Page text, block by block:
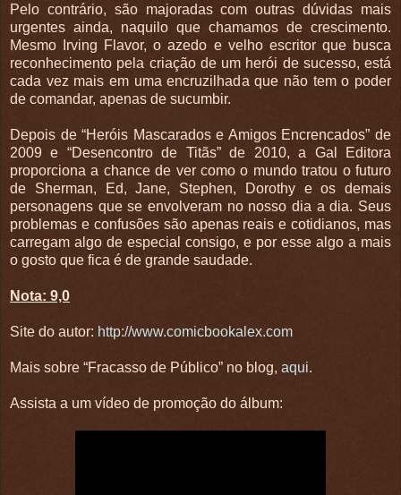
Pelo contrário, são majoradas com outras dúvidas mais
urgentes ainda, naquilo que chamamos de crescimento.
Mesmo Irving Flavor, o azedo e velho escritor que busca
reconhecimento pela criação de um herói de sucesso, está
cada vez mais em uma encruzilhada que não tem o poder
de comandar, apenas de sucumbir.
Depois de “Heróis Mascarados e Amigos Encrencados” de
2009 e “Desencontro de Titãs” de 2010, a Gal Editora
proporciona a chance de ver como o mundo tratou o futuro
de Sherman, Ed, Jane, Stephen, Dorothy e os demais
personagens que se envolveram no nosso dia a dia. Seus
problemas e confusões são apenas reais e cotidianos, mas
carregam algo de especial consigo, e por esse algo a mais
o gosto que fica é de grande saudade.
Nota: 9,0
Site do autor: http://www.comicbookalex.com
Mais sobre “Fracasso de Público” no blog, aqui.
Assista a um vídeo de promoção do álbum: